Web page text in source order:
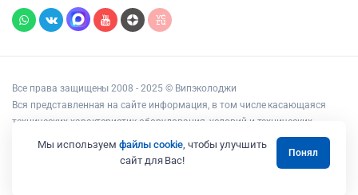
Все права защищены 2008 - 2025 © Випэколоджи
Вся представленная на сайте информация, в том числе касающаяся
технических характеристик оборудования, условий и технических
возможностей подключения, наличия на складе, стоимости товаров и
услуг, носит информационный характер и ни при каких условиях не
является публичной офертой, определяемой положениями статьи 437
Мы используем файлы cookie, чтобы улучшить
сайт для Вас!
Понял